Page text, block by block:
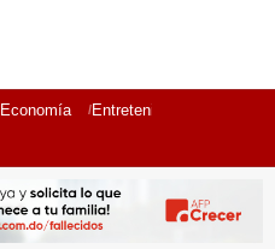
Economía Entretenimiento